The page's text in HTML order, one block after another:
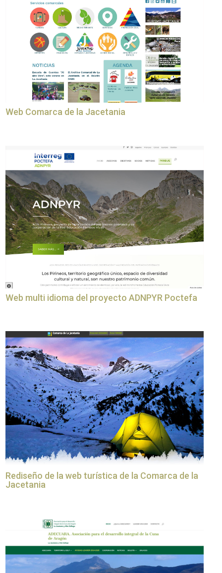
Web Comarca de la Jacetania
Web multi idioma del proyecto ADNPYR Poctefa
Rediseño de la web turística de la Comarca de la
Jacetania